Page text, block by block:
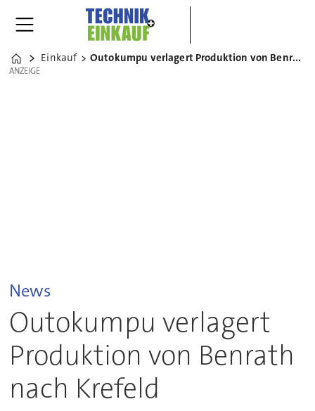
Home
Einkauf Outokumpu verlagert Produktion von Benrath nach Krefeld
ANZEIGE
ANZEIGE
News
Outokumpu verlagert
Produktion von Benrath
nach Krefeld